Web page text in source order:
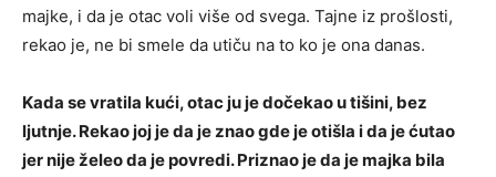
majke, i da je otac voli više od svega. Tajne iz prošlosti,
rekao je, ne bi smele da utiču na to ko je ona danas.
Kada se vratila kući, otac ju je dočekao u tišini, bez
ljutnje. Rekao joj je da je znao gde je otišla i da je ćutao
jer nije želeo da je povredi. Priznao je da je majka bila